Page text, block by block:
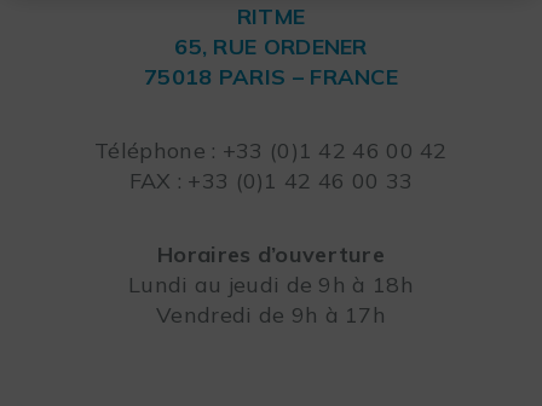
RITME
65, RUE ORDENER
75018 PARIS – FRANCE
Téléphone : +33 (0)1 42 46 00 42
FAX : +33 (0)1 42 46 00 33
Horaires d’ouverture
Lundi au jeudi de 9h à 18h
Vendredi de 9h à 17h